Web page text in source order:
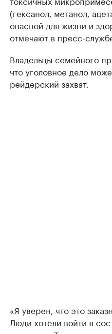
(гексанол, метанол,
опасной для жизни и
отмечают в пресс-
Владельцы семейного
что уголовное дело
рейдерский захват.
«Я уверен, что это
Люди хотели войти в